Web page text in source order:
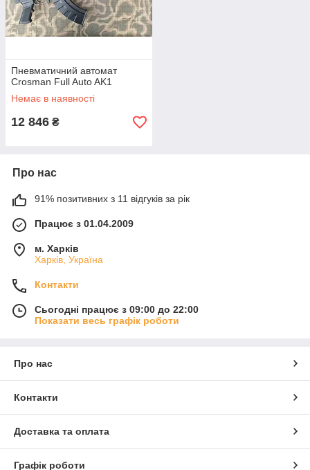
Пневматичний автомат
Crosman Full Auto AK1
Немає в наявності
12 846 ₴
Про нас
91% позитивних з 11 відгуків за рік
Працює з 01.04.2009
м. Харків
Харків, Україна
Контакти
Сьогодні працює з 09:00 до 22:00
Показати весь графік роботи
Про нас
Контакти
Доставка та оплата
Графік роботи